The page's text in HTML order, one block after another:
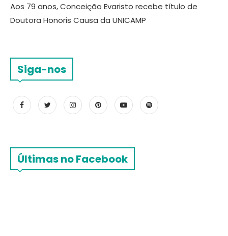
Aos 79 anos, Conceição Evaristo recebe título de
Doutora Honoris Causa da UNICAMP
Siga-nos
Últimas no Facebook